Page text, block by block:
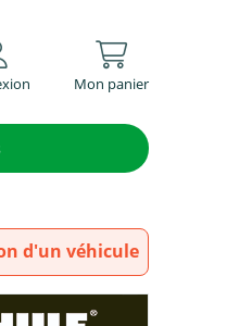
Mon panier
d'un véhicule